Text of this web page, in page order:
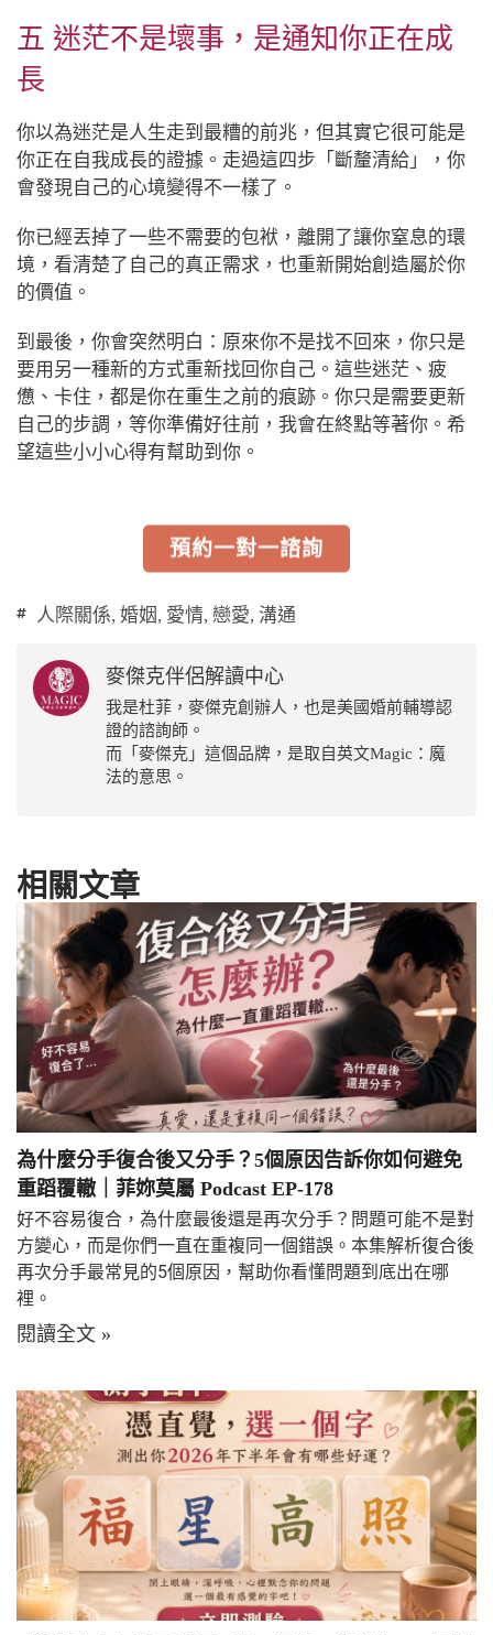
五 迷茫不是壞事，是通知你正在成
長
你以為迷茫是人生走到最糟的前兆，但其實它很可能是
你正在自我成長的證據。走過這四步「斷釐清給」，你
會發現自己的心境變得不一樣了。
你已經丟掉了一些不需要的包袱，離開了讓你窒息的環
境，看清楚了自己的真正需求，也重新開始創造屬於你
的價值。
到最後，你會突然明白：原來你不是找不回來，你只是
要用另一種新的方式重新找回你自己。這些迷茫、疲
憊、卡住，都是你在重生之前的痕跡。你只是需要更新
自己的步調，等你準備好往前，我會在終點等著你。希
望這些小小心得有幫助到你。
預約一對一諮詢
人際關係, 婚姻, 愛情, 戀愛, 溝通
麥傑克伴侶解讀中心
我是杜菲，麥傑克創辦人，也是美國婚前輔導認
證的諮詢師。
而「麥傑克」這個品牌，是取自英文Magic：魔
法的意思。
相關文章
為什麼分手復合後又分手？5個原因告訴你如何避免
重蹈覆轍｜菲妳莫屬 Podcast EP-178
好不容易復合，為什麼最後還是再次分手？問題可能不是對
方變心，而是你們一直在重複同一個錯誤。本集解析復合後
再次分手最常見的5個原因，幫助你看懂問題到底出在哪
裡。
閱讀全文 »